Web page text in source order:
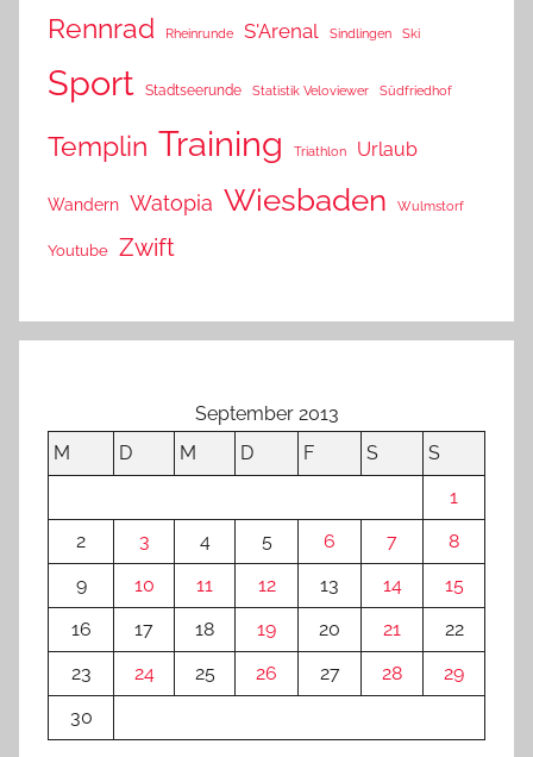
Rennrad Rheinrunde S'Arenal Sindlingen Ski
Sport Stadtseerunde Statistik Veloviewer Südfriedhof
Templin Training Triathlon Urlaub
Wandern Watopia Wiesbaden Wulmstorf
Youtube Zwift
September 2013
M
D M D F S
S
1
2
3 4 5 6 7
8
9
10 11 12 13 14
15
16
17 18 19 20 21
22
23
24 25 26 27 28
29
30